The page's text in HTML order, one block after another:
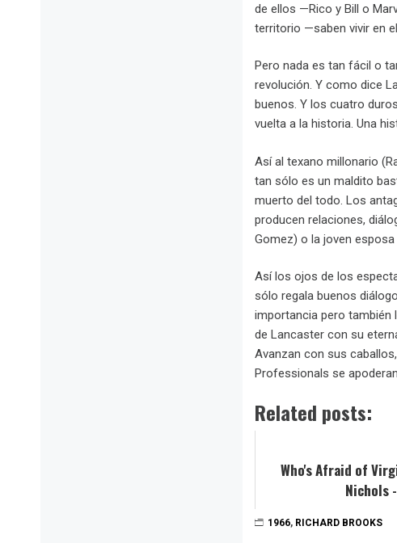
de ellos —Rico y Bill o
territorio —saben vivir en
Pero nada es tan fácil o
revolución. Y como dice
buenos. Y los cuatro
vuelta a la historia. Una
Así al texano millonario
tan sólo es un maldito
muerto del todo. Los
producen relaciones,
Gomez) o la joven esposa
Así los ojos de los
sólo regala buenos
importancia pero también
de Lancaster con su
Avanzan con sus
Professionals se
Related posts:
Who's Afraid of
Nichols
1966, RICHARD BROOKS